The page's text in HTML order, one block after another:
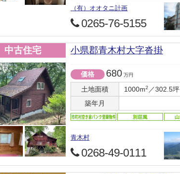
（有）オオタニ計画
0265-76-5155
中古住宅 小県郡青木村大字沓掛
価格 680 万円
土地面積 1000m2 ／302.5坪
築年月
青木村
0268-49-0111